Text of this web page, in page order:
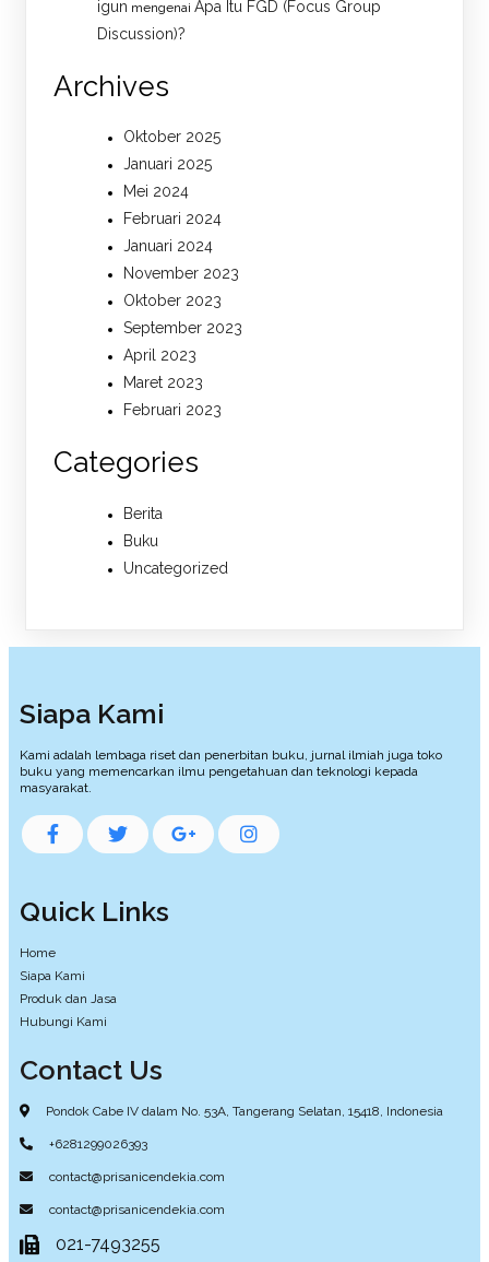
igun mengenai Apa Itu FGD (Focus Group
Discussion)?
Archives
Oktober 2025
Januari 2025
Mei 2024
Februari 2024
Januari 2024
November 2023
Oktober 2023
September 2023
April 2023
Maret 2023
Februari 2023
Categories
Berita
Buku
Uncategorized
Siapa Kami
Kami adalah lembaga riset dan penerbitan buku, jurnal ilmiah juga toko
buku yang memencarkan ilmu pengetahuan dan teknologi kepada
masyarakat.
Quick Links
Home
Siapa Kami
Produk dan Jasa
Hubungi Kami
Contact Us
Pondok Cabe IV dalam No. 53A, Tangerang Selatan, 15418, Indonesia
+6281299026393
contact@prisanicendekia.com
contact@prisanicendekia.com
021-7493255